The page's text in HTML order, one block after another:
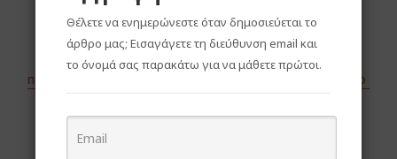
ΠΡΟΗΓΟΎΜΕΝΟ ΕΠΌΜΕΝΟ
Θέλετε να ενημερώνεστε όταν δημοσιεύεται το
άρθρο μας; Εισαγάγετε τη διεύθυνση email και
το όνομά σας παρακάτω για να μάθετε πρώτοι.